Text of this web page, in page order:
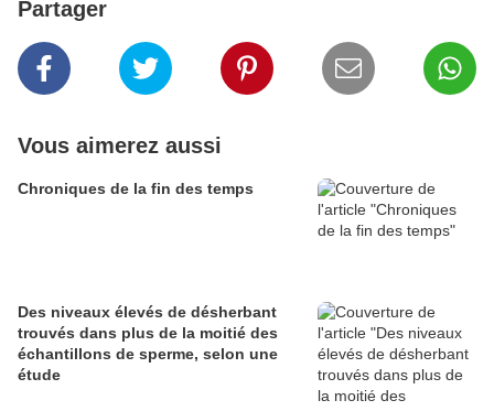
Partager
Vous aimerez aussi
Chroniques de la fin des temps
Des niveaux élevés de désherbant
trouvés dans plus de la moitié des
échantillons de sperme, selon une
étude